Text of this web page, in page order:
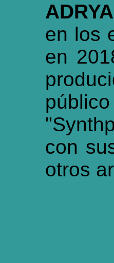
en los
en
con
otros